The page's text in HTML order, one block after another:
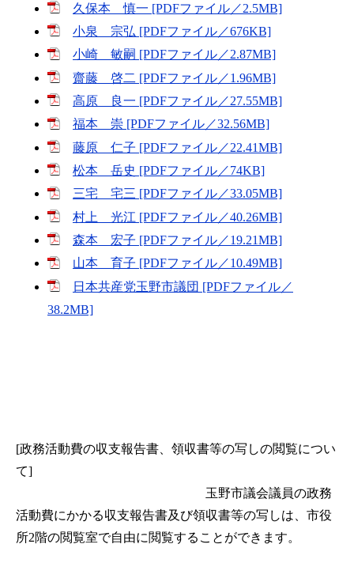
久保本 慎一 [PDFファイル／2.5MB]
小泉 宗弘 [PDFファイル／676KB]
小崎 敏嗣 [PDFファイル／2.87MB]
齋藤 啓二 [PDFファイル／1.96MB]
高原 良一 [PDFファイル／27.55MB]
福本 崇 [PDFファイル／32.56MB]
藤原 仁子 [PDFファイル／22.41MB]
松本 岳史 [PDFファイル／74KB]
三宅 宅三 [PDFファイル／33.05MB]
村上 光江 [PDFファイル／40.26MB]
森本 宏子 [PDFファイル／19.21MB]
山本 育子 [PDFファイル／10.49MB]
日本共産党玉野市議団 [PDFファイル／
38.2MB]
[政務活動費の収支報告書、領収書等の写しの閲覧につい
て]
玉野市議会議員の政務
活動費にかかる収支報告書及び領収書等の写しは、市役
所2階の閲覧室で自由に閲覧することができます。